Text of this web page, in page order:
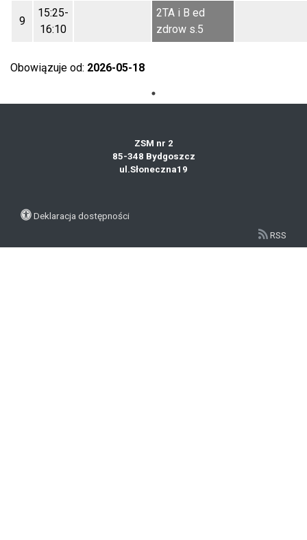
9
15:25-
16:10
2TA i B ed
zdrow s.5
Obowiązuje od: 2026-05-18
ZSM nr 2
85-348 Bydgoszcz
ul.Słoneczna19
Deklaracja dostępności
RSS